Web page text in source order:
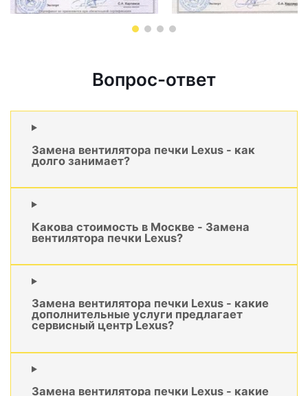
Вопрос-ответ
Замена вентилятора печки Lexus - как
долго занимает?
Какова стоимость в Москве - Замена
вентилятора печки Lexus?
Замена вентилятора печки Lexus - какие
дополнительные услуги предлагает
сервисный центр Lexus?
Замена вентилятора печки Lexus - какие